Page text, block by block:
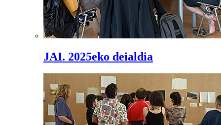
JAI. 2025eko deialdia